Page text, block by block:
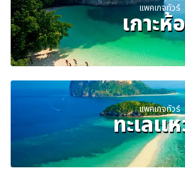
แพคเกจทัวร์
เกาะห้
แพคเกจทัวร์
ทะเลแ